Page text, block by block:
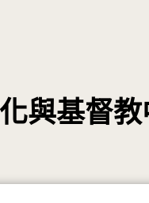
與基督